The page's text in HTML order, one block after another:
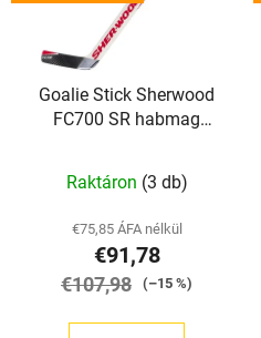
Goalie Stick Sherwood
FC700 SR habmag
Raktáron (3 db)
€75,85 ÁFA nélkül
€91,78
€107,98 (–15 %)